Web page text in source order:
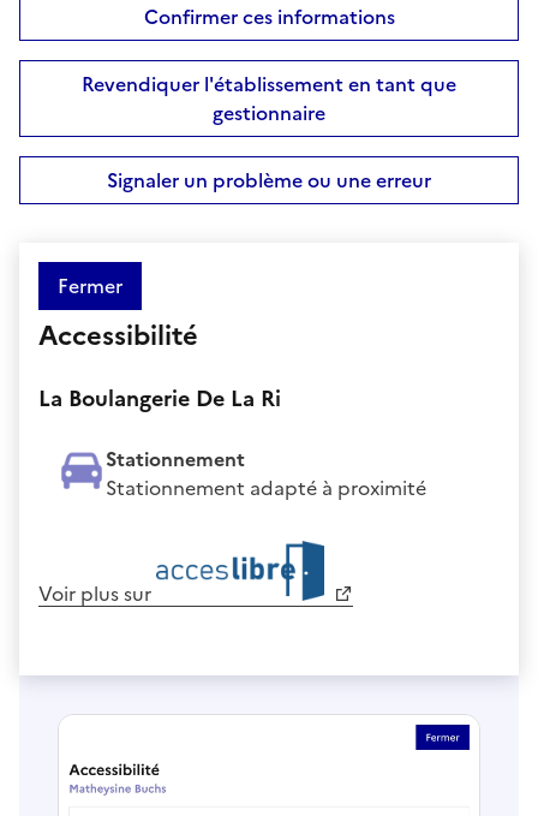
Confirmer ces informations
Revendiquer l'établissement en tant que
gestionnaire
Signaler un problème ou une erreur
Fermer
Accessibilité
La Boulangerie De La Ri
Stationnement
Stationnement adapté à proximité
Voir plus sur